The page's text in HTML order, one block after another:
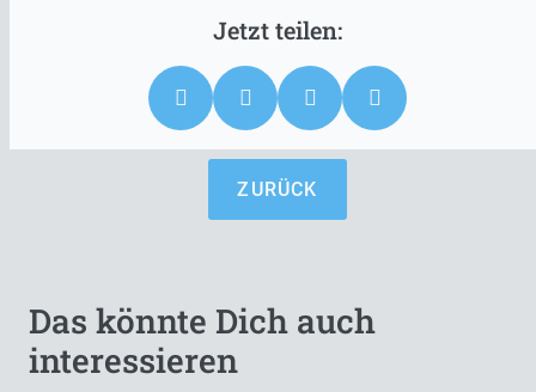
ZURÜCK
Das könnte Dich auch
interessieren